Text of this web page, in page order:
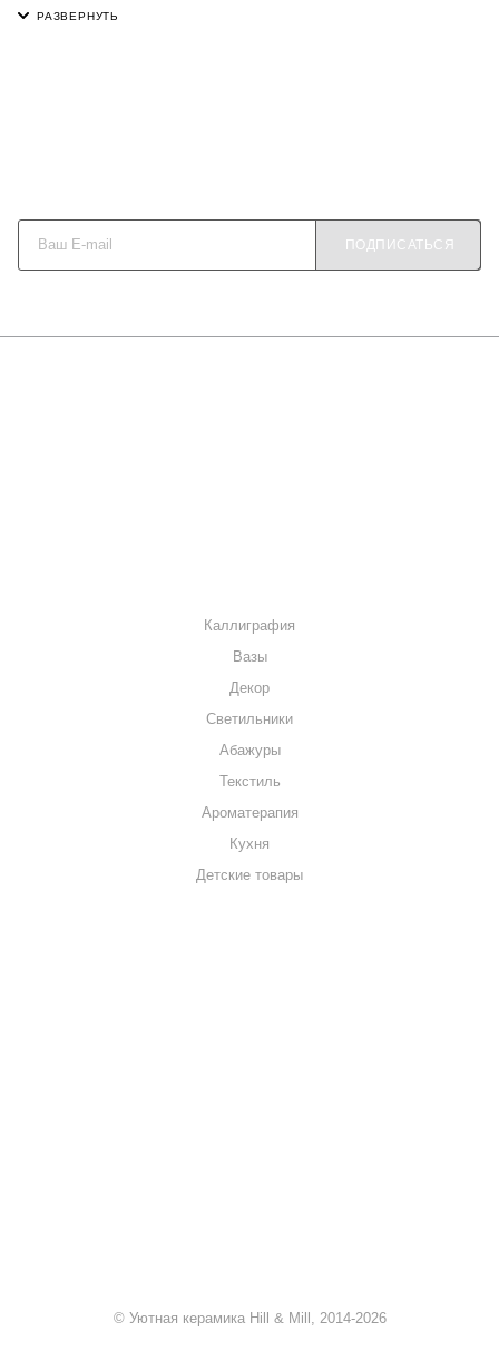
ПОДПИСАТЬСЯ
Каллиграфия
Вазы
Декор
Светильники
Абажуры
Текстиль
Ароматерапия
Кухня
Детские товары
© Уютная керамика Hill & Mill, 2014-2026